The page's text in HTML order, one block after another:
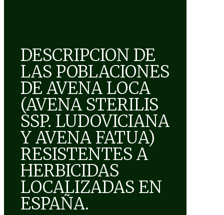
DESCRIPCION DE
LAS POBLACIONES
DE AVENA LOCA
(AVENA STERILIS
SSP. LUDOVICIANA
Y AVENA FATUA)
RESISTENTES A
HERBICIDAS
LOCALIZADAS EN
ESPAÑA.